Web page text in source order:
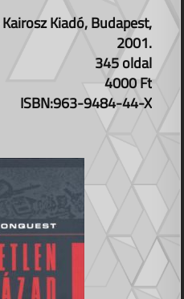
Kiadó, Budapest,
2001.
345 oldal
4000 Ft
ISBN:963-9484-44-X